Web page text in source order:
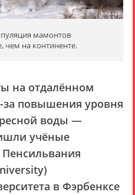
мамонтов
чем на континенте.
на отдалённом
за повышения уровня
воды —
учёные
в Фэрбенксе